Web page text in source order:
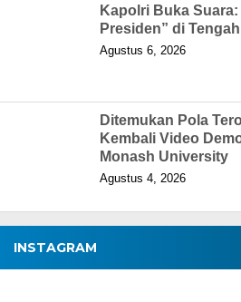
Kapolri Buka
Presiden” di
Agustus 6, 2026
Ditemukan Pola
Kembali Video
Monash University
Agustus 4, 2026
INSTAGRAM